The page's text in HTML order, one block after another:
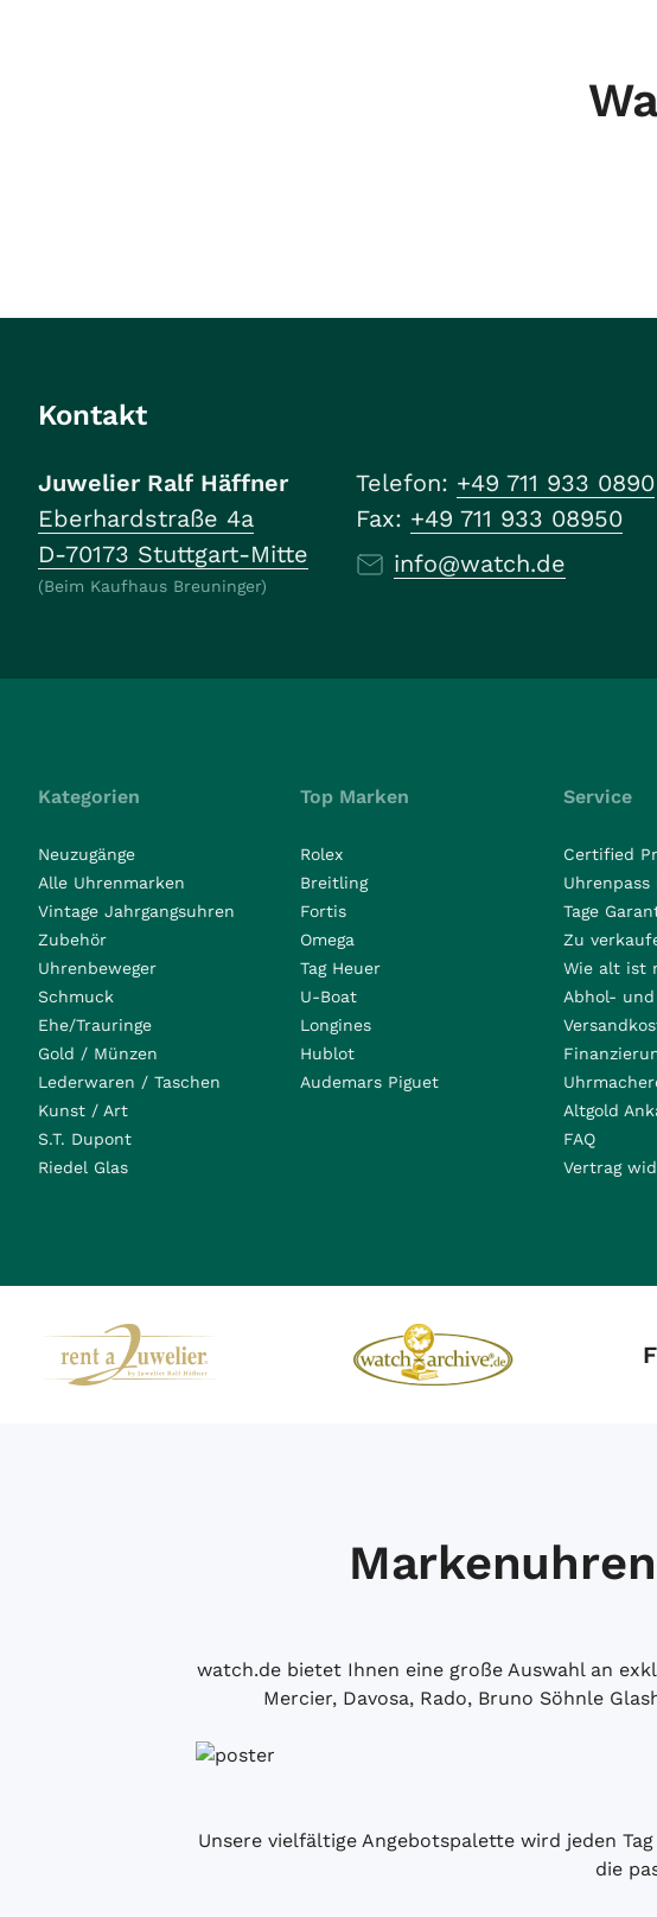
Kontakt
Juwelier Ralf Häffner
Eberhardstraße 4a
D-70173 Stuttgart-Mitte
(Beim Kaufhaus Breuninger)
Telefon: +49 711 933 0890
Fax: +49 711 933 08950
info@watch.de
Kategorien
Neuzugänge
Alle Uhrenmarken
Vintage Jahrgangsuhren
Zubehör
Uhrenbeweger
Schmuck
Ehe/Trauringe
Gold / Münzen
Lederwaren / Taschen
Kunst / Art
S.T. Dupont
Riedel Glas
Top Marken
Rolex
Breitling
Fortis
Omega
Tag Heuer
U-Boat
Longines
Hublot
Audemars Piguet
Service
Certified
Uhrenpass
Tage
Zu
Wie alt ist
Abhol-
Altgold
FAQ
Vertrag
watch.de bietet Ihnen eine große Auswahl an
Mercier, Davosa, Rado, Bruno Söhnle
Unsere vielfältige Angebotspalette wird jeden
die